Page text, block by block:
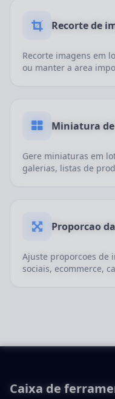
Recorte de
Recorte imagens em
ou manter a area
Miniatura
Gere miniaturas em
galerias, listas de
Proporcao
Ajuste proporcoes de
sociais, ecommerce,
Caixa de